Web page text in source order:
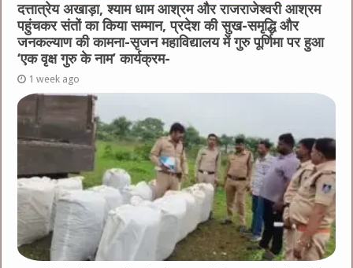
दत्तात्रेय अखाड़ा, श्याम धाम आश्रम और राजराजेश्वरी आश्रम
पहुंचकर संतों का किया सम्मान, प्रदेश की सुख-समृद्धि और
जनकल्याण की कामना-सृजन महाविद्यालय में गुरु पूर्णिमा पर हुआ
‘एक वृक्ष गुरु के नाम’ कार्यक्रम-
1 week ago